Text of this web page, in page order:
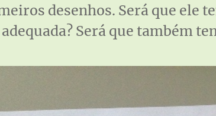
desenhos. Será que ele
Será que também